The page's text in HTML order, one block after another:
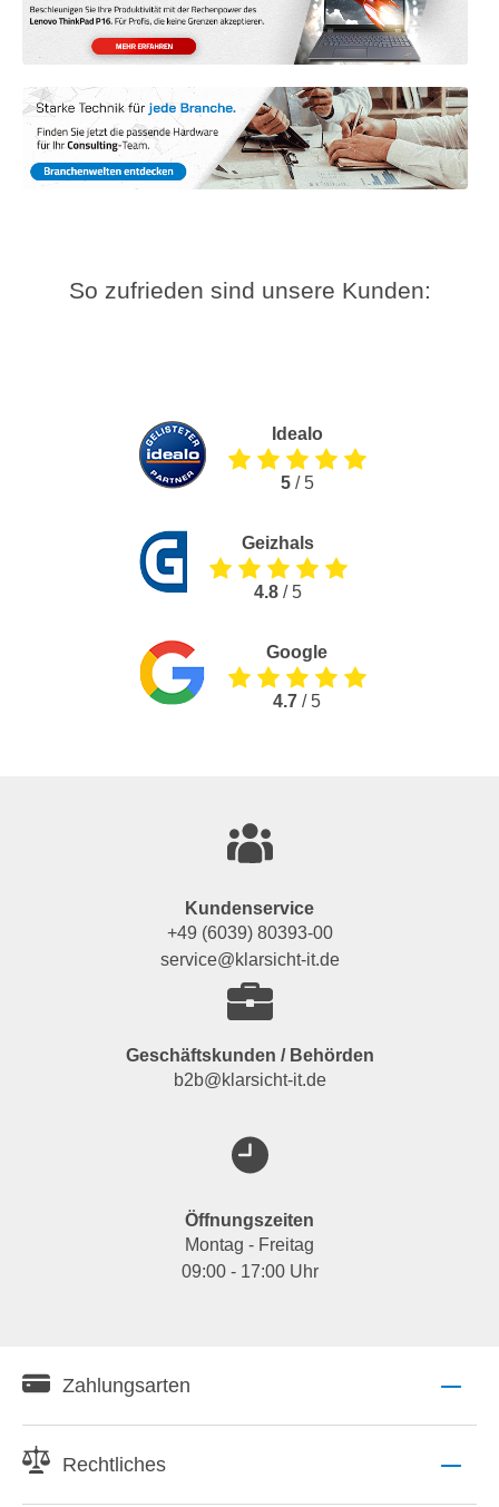
So zufrieden sind unsere Kunden:
Idealo
5/ 5
Geizhals
4.8 / 5
Google
4.7 / 5
Kundenservice
+49 (6039) 80393-00
service@klarsicht-it.de
Geschäftskunden / Behörden
b2b@klarsicht-it.de
Öffnungszeiten
Montag - Freitag
09:00 - 17:00 Uhr
Zahlungsarten
Rechtliches